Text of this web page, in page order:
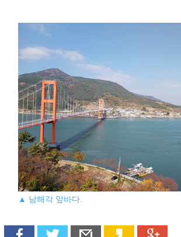
▲ 남해각 앞바다.